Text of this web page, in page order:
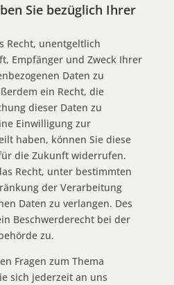
Sie bezüglich Ihrer
Recht, unentgeltlich
Empfänger und Zweck Ihrer
Daten zu
ein Recht, die
dieser Daten zu
Einwilligung zur
haben, können Sie diese
die Zukunft widerrufen.
Recht, unter bestimmten
der Verarbeitung
Daten zu verlangen. Des
Beschwerderecht bei der
zu.
Fragen zum Thema
sich jederzeit an uns